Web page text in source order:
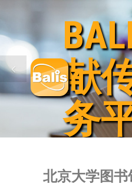
献
务
献
务
献
务
献
务
献
务
北京大学图